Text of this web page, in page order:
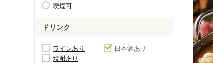
喫煙可
ドリンク
ワインあり
日本酒あり
焼酎あり